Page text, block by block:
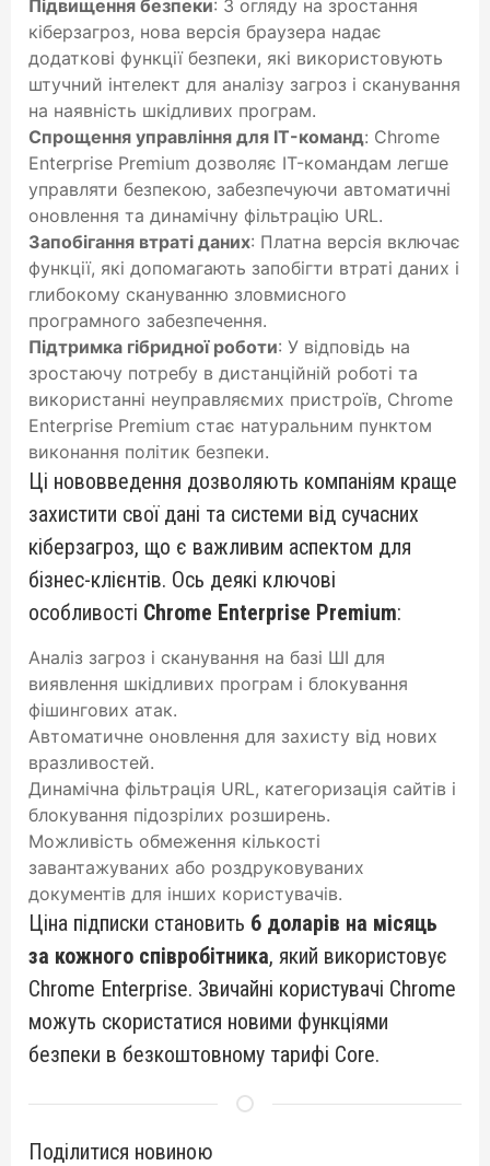
Підвищення безпеки: З огляду на зростання
кіберзагроз, нова версія браузера надає
додаткові функції безпеки, які використовують
штучний інтелект для аналізу загроз і сканування
на наявність шкідливих програм.
Спрощення управління для IT-команд: Chrome
Enterprise Premium дозволяє IT-командам легше
управляти безпекою, забезпечуючи автоматичні
оновлення та динамічну фільтрацію URL.
Запобігання втраті даних: Платна версія включає
функції, які допомагають запобігти втраті даних і
глибокому скануванню зловмисного
програмного забезпечення.
Підтримка гібридної роботи: У відповідь на
зростаючу потребу в дистанційній роботі та
використанні неуправляємих пристроїв, Chrome
Enterprise Premium стає натуральним пунктом
виконання політик безпеки.
Ці нововведення дозволяють компаніям краще
захистити свої дані та системи від сучасних
кіберзагроз, що є важливим аспектом для
бізнес-клієнтів. Ось деякі ключові
особливості Chrome Enterprise Premium:
Аналіз загроз і сканування на базі ШІ для
виявлення шкідливих програм і блокування
фішингових атак.
Автоматичне оновлення для захисту від нових
вразливостей.
Динамічна фільтрація URL, категоризація сайтів і
блокування підозрілих розширень.
Можливість обмеження кількості
завантажуваних або роздруковуваних
документів для інших користувачів.
Ціна підписки становить 6 доларів на місяць
за кожного співробітника, який використовує
Chrome Enterprise. Звичайні користувачі Chrome
можуть скористатися новими функціями
безпеки в безкоштовному тарифі Core.
Поділитися новиною